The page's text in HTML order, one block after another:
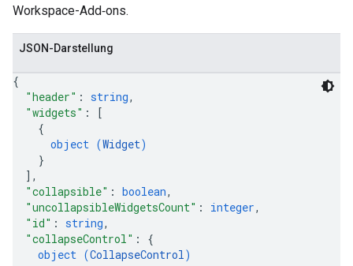
Workspace-Add‑ons.
JSON-Darstellung
{
"header" : string,
"widgets" :
[
{
object (Widget)
}
] ,
"collapsible" : boolean,
"uncollapsibleWidgetsCount" : integer,
"id" : string,
"collapseControl" : {
object (CollapseControl)